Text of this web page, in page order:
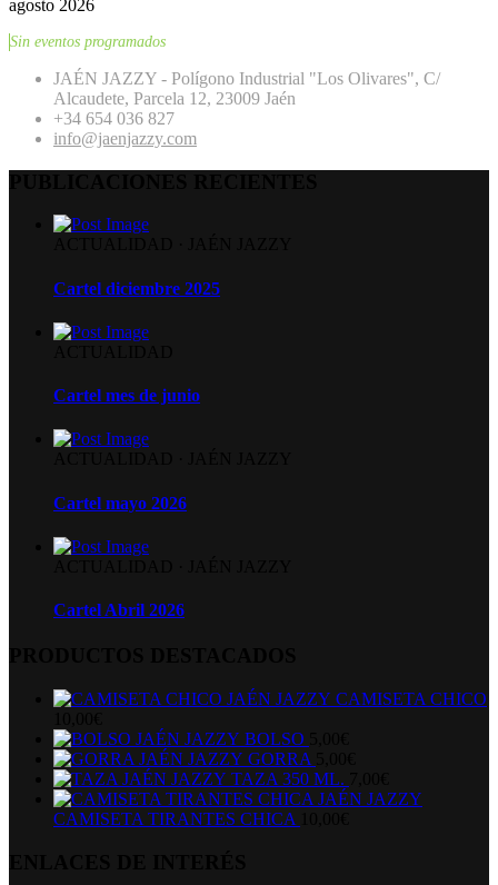
agosto 2026
Sin eventos programados
JAÉN JAZZY - Polígono Industrial "Los Olivares", C/
Alcaudete, Parcela 12, 23009 Jaén
+34 654 036 827
info@jaenjazzy.com
Cartel diciembre 2025
Cartel mes de junio
Cartel mayo 2026
Cartel Abril 2026
CAMISETA CHICO
BOLSO
GORRA
TAZA 350 ML.
CAMISETA TIRANTES CHICA